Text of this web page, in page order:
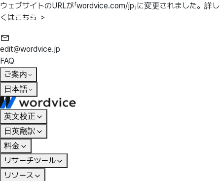
ウェブサイトのURLが「wordvice.com/jp」に変更されました。 詳し
くはこちら ＞
edit@wordvice.jp
FAQ
ご案内
日本語
英文校正
日英翻訳
料金
リサーチツール
リソース